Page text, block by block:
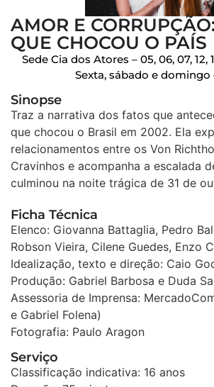
AMOR E
QUE CHOCOU O PAÍS
Sede Cia dos Atores – 05, 06, 07, 12,
Sexta, sábado e domingo
Sinopse
Traz a narrativa dos fatos que
que chocou o Brasil em 2002. Ela
relacionamentos entre os Von
Cravinhos e acompanha a escalada
culminou na noite trágica de 31 de
Ficha Técnica
Elenco: Giovanna Battaglia, Pedro
Robson Vieira, Cilene Guedes, Enzo
Idealização, texto e direção: Caio
Produção: Gabriel Barbosa e Duda
Assessoria de Imprensa:
e Gabriel Folena)
Fotografia: Paulo Aragon
Serviço
Classificação indicativa: 16 anos